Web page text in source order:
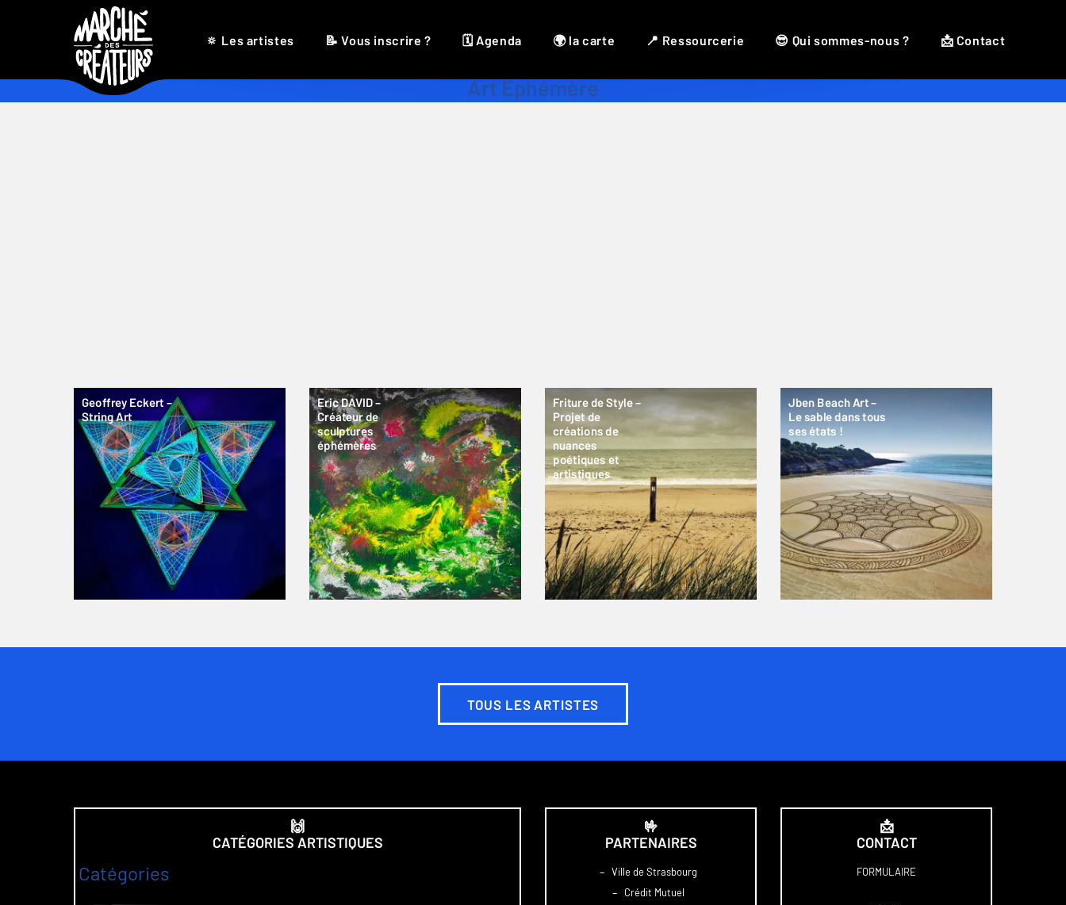
🔅 Les artistes 📝 Vous inscrire ? 🗓 Agenda 🌍 la carte 📍 Ressourcerie 😎 Qui sommes-nous ? 📩 Contact
Art Éphémère
Geoffrey Eckert –
String Art
Eric DAVID –
Créateur de
sculptures
éphémères
Friture de Style –
Projet de
créations de
nuances
poétiques et
artistiques
Jben Beach Art –
Le sable dans tous
ses états !
TOUS LES ARTISTES
🙌
CATÉGORIES ARTISTIQUES
Catégories
🤟
PARTENAIRES
– Ville de Strasbourg
– Crédit Mutuel
📩
CONTACT
FORMULAIRE